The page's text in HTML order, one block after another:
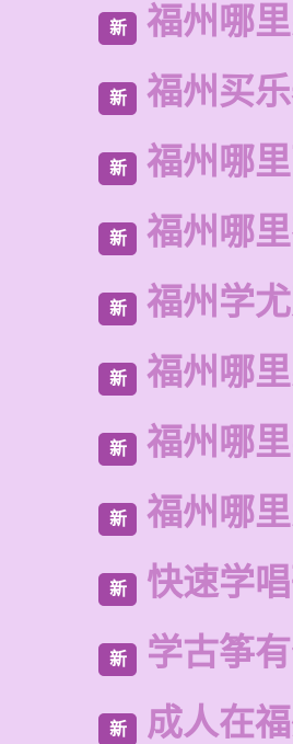
新 福州哪
新 福州买
新 福州哪
新 福州哪
新 福州学
新 福州哪
新 福州哪
新 福州哪
新 快速学
新 学古筝
新 成人在